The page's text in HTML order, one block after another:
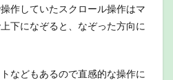
作していたスクロール操作はマ
下になぞると、なぞった方向に
などもあるので直感的な操作に